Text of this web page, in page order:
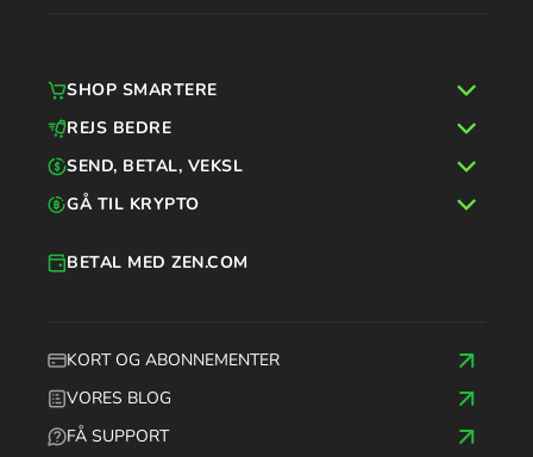
KORT OG ABONNEMENTER
VORES BLOG
FÅ SUPPORT
BETAL MED ZEN.COM
SHOP SMARTERE
REJS BEDRE
SEND, BETAL, VEKSL
GÅ TIL KRYPTO